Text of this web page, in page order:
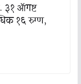
ॲागष्ट
१६ रुग्ण,